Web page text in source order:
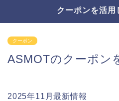
クーポンを活用
クーポン
ASMOTのクーポン
2025年11月最新情報